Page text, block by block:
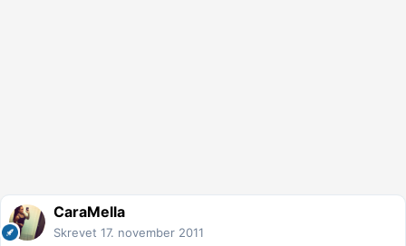
CaraMella
Skrevet 17. november 2011